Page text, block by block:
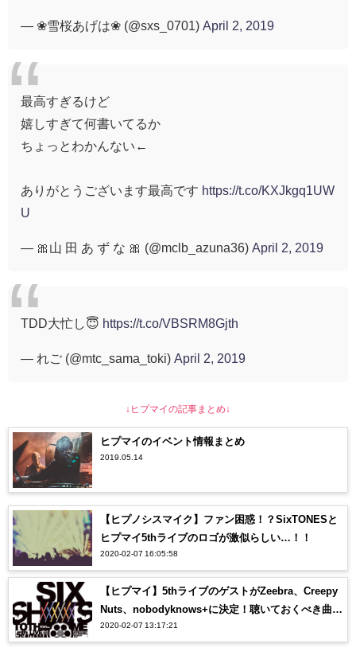
— ❀雪桜あげは❀ (@sxs_0701) April 2, 2019
最高すぎるけど
嬉しすぎて何書いてるか
ちょっとわかんない←
ありがとうございます最高です https://t.co/KXJkgq1UW
U
— 🎀山 田 あ ず な 🎀 (@mclb_azuna36) April 2, 2019
TDD大忙し😇 https://t.co/VBSRM8Gjth
— れご (@mtc_sama_toki) April 2, 2019
↓ヒプマイの記事まとめ↓
ヒプマイのイベント情報まとめ
2019.05.14
【ヒプノシスマイク】ファン困惑！？SixTONESと
ヒプマイ5thライブのロゴが激似らしい…！！
2020-02-07 16:05:58
【ヒプマイ】5thライブのゲストがZeebra、Creepy
Nuts、nobodyknows+に決定！聴いておくべき曲
は？？
2020-02-07 13:17:21